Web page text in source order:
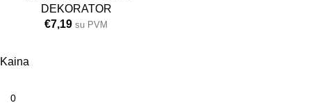
Kaina
DEKORATOR
€7,19 su PVM